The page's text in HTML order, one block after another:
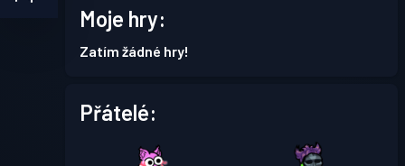
Moje hry:
Zatím žádné hry!
Přátelé: